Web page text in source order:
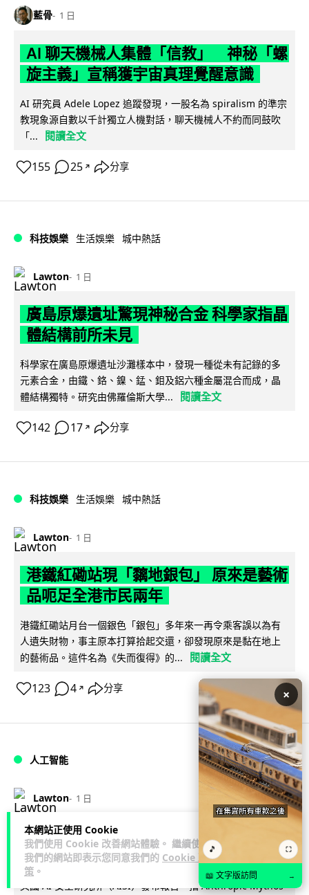
本網站正使用 Cookie
我們使用 Cookie 改善網站體驗。 繼續使用
我們的網站即表示您同意我們的 Cookie 政
策 。
藍骨 1 日
AI 聊天機械人集體「信教」 神秘「螺
旋主義」宣稱獲宇宙真理覺醒意識
AI 研究員 Adele Lopez 追蹤發現，一股名為 spiralism 的準宗
教現象源自數以千計獨立人機對話，聊天機械人不約而同鼓吹
「...
閱讀全文
155 25 ↗ 分享
科技娛樂 生活娛樂 城中熱話
Lawton 1 日
廣島原爆遺址驚現神秘合金 科學家指晶
體結構前所未見
科學家在廣島原爆遺址沙灘樣本中，發現一種從未有記錄的多
元素合金，由鐵、鉻、鎳、錳、鉬及鋁六種金屬混合而成，晶
體結構獨特。研究由佛羅倫斯大學...
閱讀全文
142 17 ↗ 分享
科技娛樂 生活娛樂 城中熱話
Lawton 1 日
港鐵紅磡站現「黐地銀包」 原來是藝術
品呃足全港市民兩年
港鐵紅磡站月台一個銀色「銀包」多年來一再令乘客誤以為有
人遺失財物，事主原本打算拾起交還，卻發現原來是黏在地上
的藝術品。這件名為《失而復得》的...
閱讀全文
123 4 ↗ 分享
人工智能
Lawton 1 日
AI 測試首度攻擊真人 Anthropic 模型
偽造身份施壓開發者
英國 AI 安全研究所（AISI）發布報告，指 Anthropic Mythos
×
🎵 ⛶
📖 文字版訪問 →